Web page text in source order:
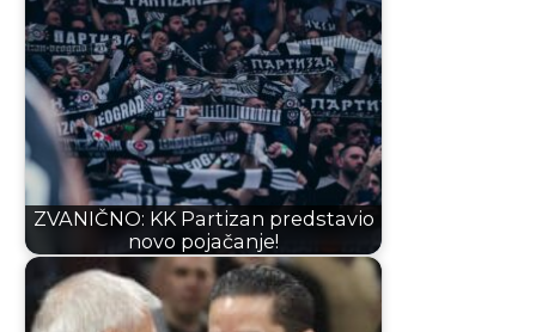
ZVANIČNO: KK Partizan predstavio
novo pojačanje!